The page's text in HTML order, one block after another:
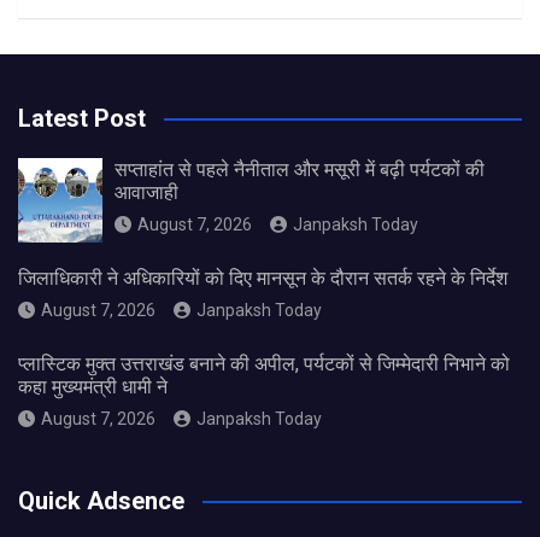
Latest Post
सप्ताहांत से पहले नैनीताल और मसूरी में बढ़ी पर्यटकों की
आवाजाही
August 7, 2026 Janpaksh Today
जिलाधिकारी ने अधिकारियों को दिए मानसून के दौरान सतर्क रहने के निर्देश
August 7, 2026 Janpaksh Today
प्लास्टिक मुक्त उत्तराखंड बनाने की अपील, पर्यटकों से जिम्मेदारी निभाने को
कहा मुख्यमंत्री धामी ने
August 7, 2026 Janpaksh Today
Quick Adsence